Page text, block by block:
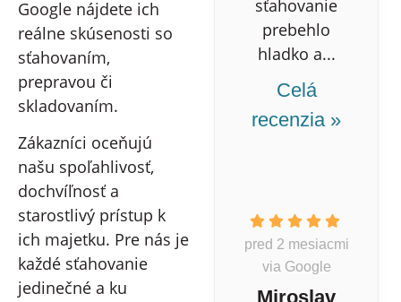
Google nájdete ich
reálne skúsenosti so
sťahovaním,
prepravou či
skladovaním.
Zákazníci oceňujú
našu spoľahlivosť,
dochvíľnosť a
starostlivý prístup k
ich majetku. Pre nás je
každé sťahovanie
jedinečné a ku
sťahovanie
prebehlo
hladko a...
Celá
recenzia »
pred 2 mesiacmi
via Google
Miroslav